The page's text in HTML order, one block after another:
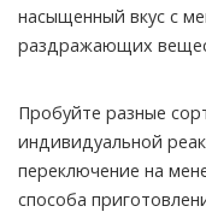
насыщенный вкус с
раздражающих
Пробуйте разные
индивидуальной
переключение на
способа